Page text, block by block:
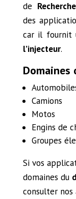
de
des
car il fournit
l’injecteur.
Domaines
Camions
Motos
Engins de
Groupes
Si vos
domaines du
consulter nos